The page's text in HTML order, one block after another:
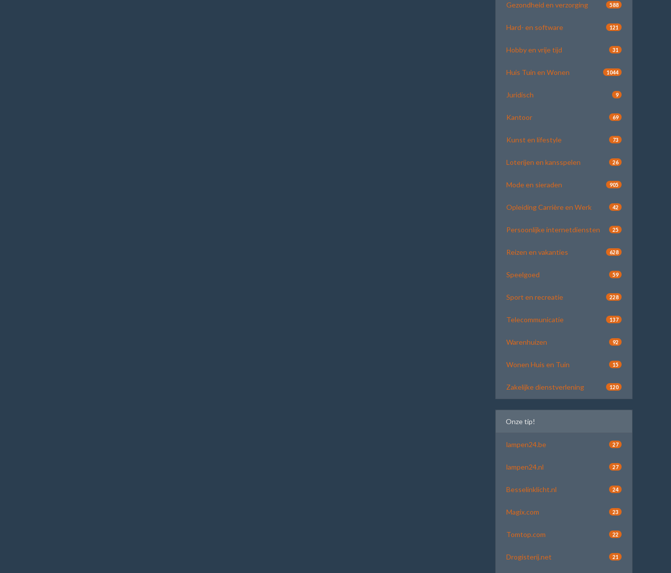
Gezondheid en verzorging 588
Hard- en software 121
Hobby en vrije tijd 31
Huis Tuin en Wonen 1044
Juridisch 9
Kantoor 69
Kunst en lifestyle 73
Loterijen en kansspelen 26
Mode en sieraden 905
Opleiding Carrière en Werk 42
Persoonlijke internetdiensten 25
Reizen en vakanties 628
Speelgoed 59
Sport en recreatie 228
Telecommunicatie 137
Warenhuizen 92
Wonen Huis en Tuin 15
Zakelijke dienstverlening 120
Onze tip!
lampen24.be 27
lampen24.nl 27
Besselinklicht.nl 24
Magix.com 23
Tomtop.com 22
Drogisterij.net 21